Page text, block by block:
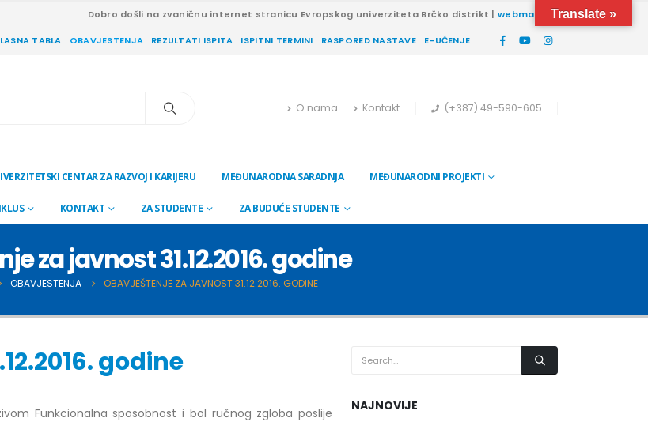
Dobro došli na zvaničnu internet stranicu Evropskog univerziteta Brčko distrikt |webmail
TABLA OBAVJESTENJA REZULTATI ISPITA ISPITNI TERMINI RASPORED NASTAVE E-UČENJE
O nama Kontakt (+387) 49-590-605
CENTAR ZA RAZVOJ I KARIJERU MEĐUNARODNA SARADNJA MEĐUNARODNI PROJEKTI
KONTAKT ZA STUDENTE ZA BUDUĆE STUDENTE
za javnost 31.12.2016. godine
OBAVJESTENJA OBAVJEŠTENJE ZA JAVNOST 31.12.2016. GODINE
godine
Funkcionalna sposobnost i bol ručnog zgloba poslije
NAJNOVIJE
Translate »